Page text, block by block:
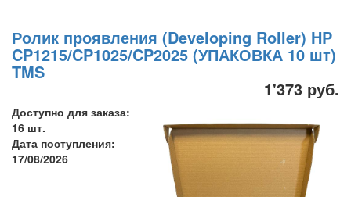
Ролик проявления (Developing Roller) HP
CP1215/CP1025/CP2025 (УПАКОВКА 10 шт)
TMS
1'373 руб.
Доступно для заказа:
16 шт.
Дата поступления:
17/08/2026